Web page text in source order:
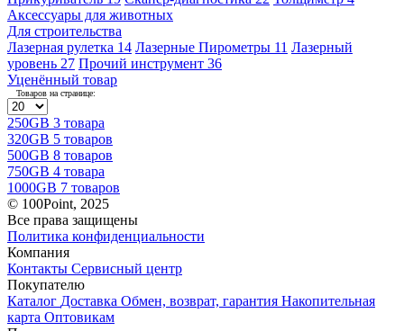
Аксессуары для животных
Для строительства
Лазерная рулетка 14 Лазерные Пирометры 11 Лазерный
уровень 27 Прочий инструмент 36
Уценённый товар
Товаров на странице:
250GB 3 товара
320GB 5 товаров
500GB 8 товаров
750GB 4 товара
1000GB 7 товаров
© 100Point, 2025
Все права защищены
Политика конфиденциальности
Компания
Контакты Сервисный центр
Покупателю
Каталог Доставка Обмен, возврат, гарантия Накопительная
карта Оптовикам